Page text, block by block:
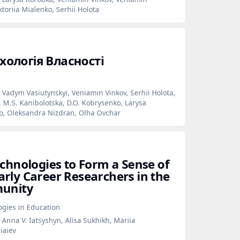
Mialenko, Serhii Holota
Власності
Vasiutynskyi, Veniamin Vinkov, Serhii Holota,
Kanibolotska, D.O. Kobrysenko, Larysa
Oleksandra Nizdran, Olha Ovchar
to Form a Sense of
Career Researchers in the
in Education
V. Iatsyshyn, Alisa Sukhikh, Mariia